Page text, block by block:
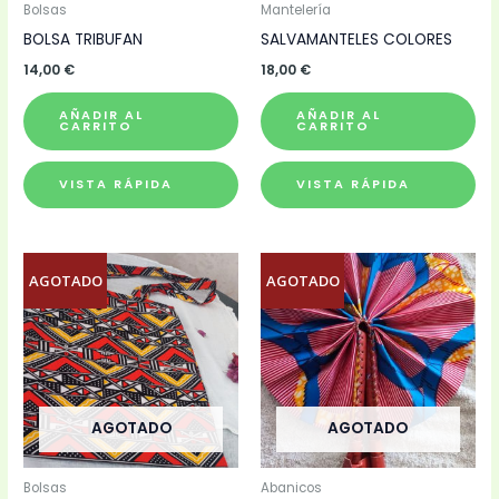
Bolsas
BOLSA TRIBUFAN
14,00 €
AÑADIR AL
CARRITO
VISTA RÁPIDA
Mantelería
SALVAMANTELES COLORES
18,00 €
AÑADIR AL
CARRITO
VISTA RÁPIDA
AGOTADO
AGOTADO
Bolsas
AGOTADO
AGOTADO
Abanicos